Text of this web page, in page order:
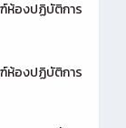
ห้องปฏิบัติการ
ห้องปฏิบัติการ